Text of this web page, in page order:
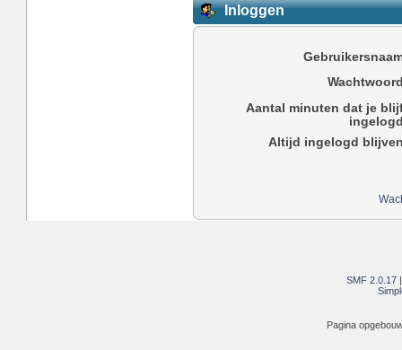
Inloggen
Aantal minuten dat je
Altijd ingelogd
SMF 2.0.17
Pagina